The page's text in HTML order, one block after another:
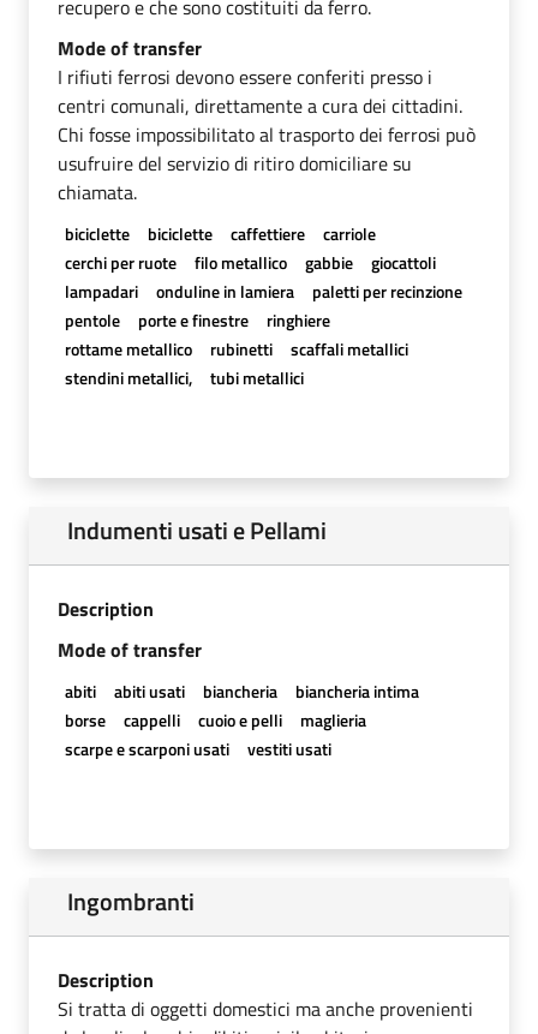
recupero e che sono costituiti da ferro.
Mode of transfer
I rifiuti ferrosi devono essere conferiti presso i
centri comunali, direttamente a cura dei cittadini.
Chi fosse impossibilitato al trasporto dei ferrosi può
usufruire del servizio di ritiro domiciliare su
chiamata.
biciclette biciclette caffettiere
carriole
cerchi per ruote
filo metallico gabbie
giocattoli
lampadari
onduline in lamiera
paletti per recinzione
pentole
porte e finestre
ringhiere
rottame metallico
rubinetti
scaffali metallici
stendini metallici,
tubi metallici
Indumenti usati e Pellami
Description
Mode of transfer
abiti abiti usati biancheria
biancheria intima
borse
cappelli cuoio e pelli
maglieria
scarpe e scarponi usati
vestiti usati
Ingombranti
Description
Si tratta di oggetti domestici ma anche provenienti